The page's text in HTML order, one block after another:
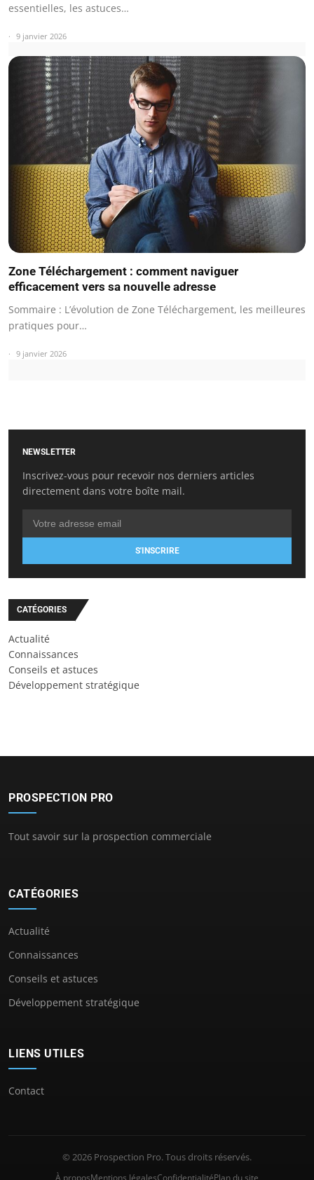
essentielles, les astuces…
9 janvier 2026
Zone Téléchargement : comment naviguer
efficacement vers sa nouvelle adresse
Sommaire : L’évolution de Zone Téléchargement, les meilleures
pratiques pour…
9 janvier 2026
NEWSLETTER
Inscrivez-vous pour recevoir nos derniers articles
directement dans votre boîte mail.
S'INSCRIRE
CATÉGORIES
Actualité
Connaissances
Conseils et astuces
Développement stratégique
PROSPECTION PRO
Tout savoir sur la prospection commerciale
CATÉGORIES
Actualité
Connaissances
Conseils et astuces
Développement stratégique
LIENS UTILES
Contact
© 2026 Prospection Pro. Tous droits réservés.
À proposMentions légalesConfidentialitéPlan du site